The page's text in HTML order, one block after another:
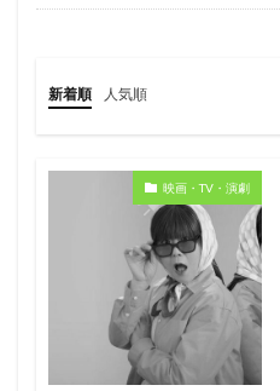
新着順 人気順
映画・TV・演劇